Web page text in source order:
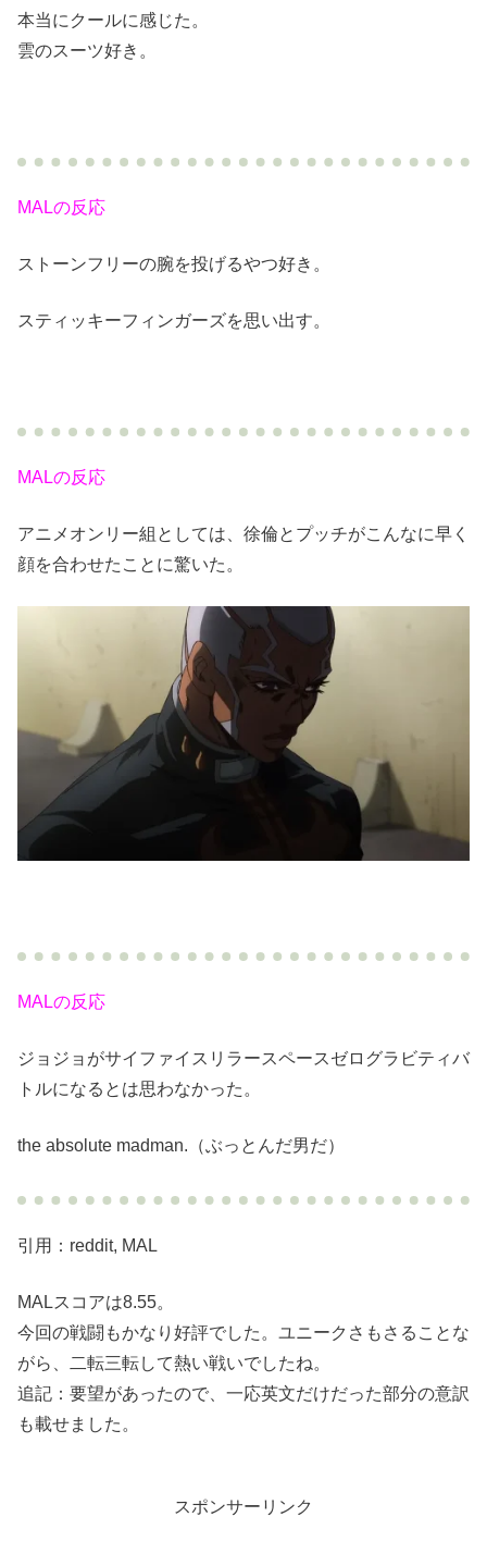
本当にクールに感じた。
雲のスーツ好き。
MALの反応
ストーンフリーの腕を投げるやつ好き。
スティッキーフィンガーズを思い出す。
MALの反応
アニメオンリー組としては、徐倫とプッチがこんなに早く
顔を合わせたことに驚いた。
MALの反応
ジョジョがサイファイスリラースペースゼログラビティバ
トルになるとは思わなかった。
the absolute madman.（ぶっとんだ男だ）
引用：reddit, MAL
MALスコアは8.55。
今回の戦闘もかなり好評でした。ユニークさもさることな
がら、二転三転して熱い戦いでしたね。
追記：要望があったので、一応英文だけだった部分の意訳
も載せました。
スポンサーリンク